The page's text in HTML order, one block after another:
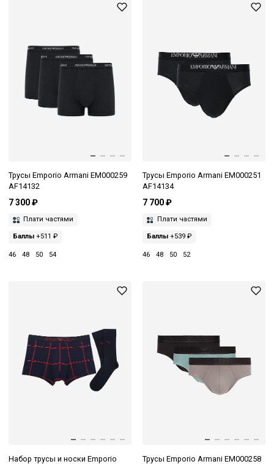
Трусы Emporio Armani EM000259
AF14132
7 300 ₽
Плати частями
Баллы +511 ₽
46 48 50 54
Трусы Emporio Armani EM000251
AF14134
7 700 ₽
Плати частями
Баллы+539 ₽
46 48 50 52
Набор трусы и носки Emporio
Трусы Emporio Armani EM000258